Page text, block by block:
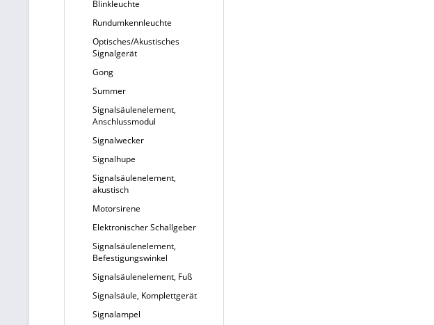
Blinkleuchte
Rundumkennleuchte
Optisches/Akustisches
Signalgerät
Gong
Summer
Signalsäulenelement,
Anschlussmodul
Signalwecker
Signalhupe
Signalsäulenelement,
akustisch
Motorsirene
Elektronischer Schallgeber
Signalsäulenelement,
Befestigungswinkel
Signalsäulenelement, Fuß
Signalsäule, Komplettgerät
Signalampel